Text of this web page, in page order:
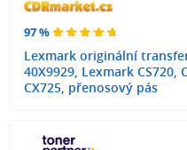
97 %
Lexmark originální
40X9929, Lexmark CS720,
CX725, přenosový pás